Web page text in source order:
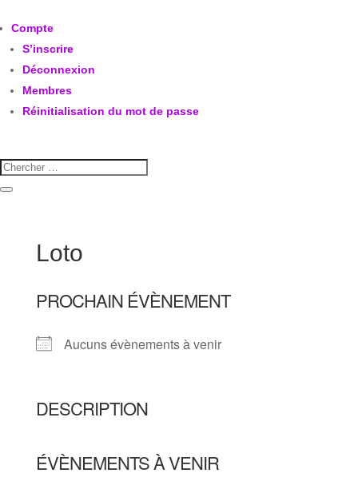
Compte
S’inscrire
Déconnexion
Membres
Réinitialisation du mot de passe
Loto
PROCHAIN ÉVÈNEMENT
Aucuns évènements à venir
DESCRIPTION
ÉVÈNEMENTS À VENIR